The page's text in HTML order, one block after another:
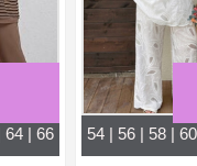
64 | 66 54 | 56 | 58 |